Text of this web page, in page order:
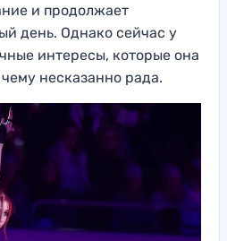
и продолжает
день. Однако сейчас у
интересы, которые она
несказанно рада.